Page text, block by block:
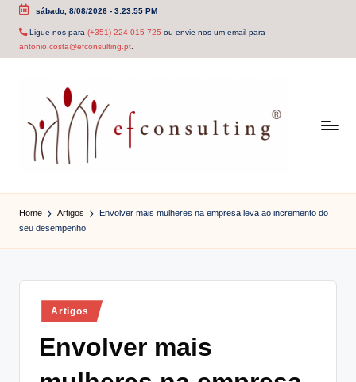
Skip
sábado, 8/08/2026- 3:23:55 PM
Ligue-nos para (+351) 224 015 725 ou envie-nos um email para
antonio.costa@efconsulting.pt.
f
Home Artigos
Envolver mais mulheres na empresa leva ao incremento do
seu desempenho
Posted
in
Artigos
Envolver mais